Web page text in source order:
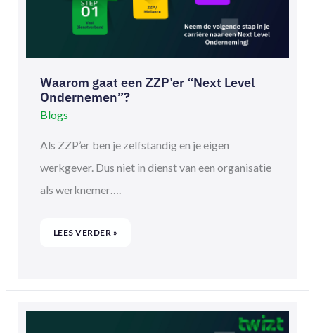
Waarom gaat een ZZP’er “Next Level
Ondernemen”?
Blogs
Als ZZP’er ben je zelfstandig en je eigen
werkgever. Dus niet in dienst van een organisatie
als werknemer….
LEES VERDER »
MEER